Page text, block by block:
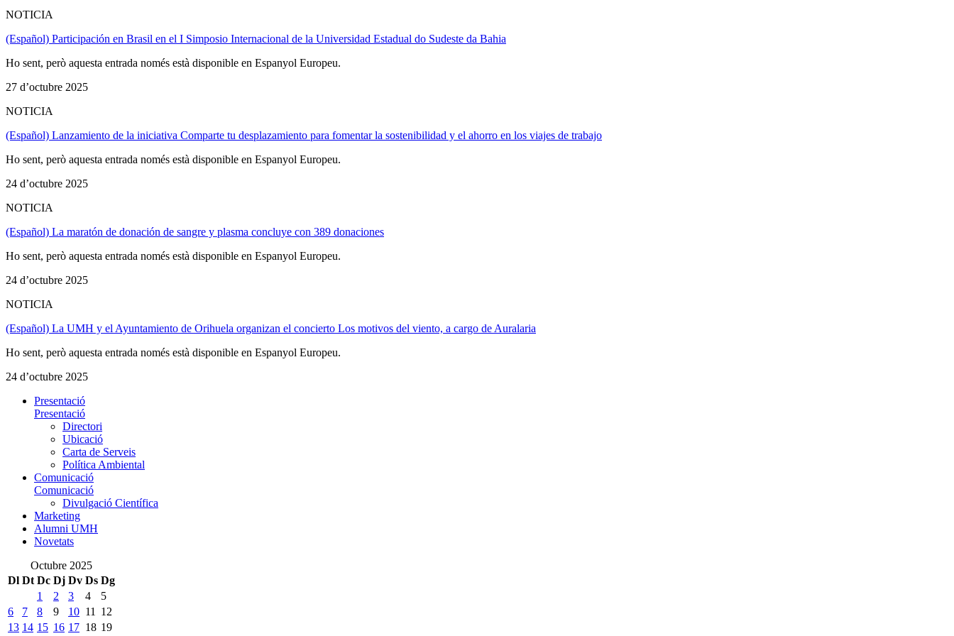
NOTICIA
(Español) Participación en Brasil en el I Simposio Internacional de la Universidad Estadual do Sudeste da Bahia
Ho sent, però aquesta entrada només està disponible en Espanyol Europeu.
27 d’octubre 2025
NOTICIA
(Español) Lanzamiento de la iniciativa Comparte tu desplazamiento para fomentar la sostenibilidad y el ahorro en los viajes de trabajo
Ho sent, però aquesta entrada només està disponible en Espanyol Europeu.
24 d’octubre 2025
NOTICIA
(Español) La maratón de donación de sangre y plasma concluye con 389 donaciones
Ho sent, però aquesta entrada només està disponible en Espanyol Europeu.
24 d’octubre 2025
NOTICIA
(Español) La UMH y el Ayuntamiento de Orihuela organizan el concierto Los motivos del viento, a cargo de Auralaria
Ho sent, però aquesta entrada només està disponible en Espanyol Europeu.
24 d’octubre 2025
Presentació
Presentació
Directori
Ubicació
Carta de Serveis
Política Ambiental
Comunicació
Comunicació
Divulgació Científica
Marketing
Alumni UMH
Novetats
Octubre 2025
Dl Dt Dc Dj Dv Ds Dg
1
2 3 4
5
6
7 8 9 10 11
12
13 14 15 16 17 18 19